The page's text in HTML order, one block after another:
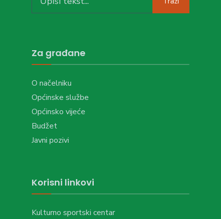
for:
Za građane
O načelniku
Općinske službe
Općinsko vijeće
Budžet
Javni pozivi
Korisni linkovi
Kulturno sportski centar